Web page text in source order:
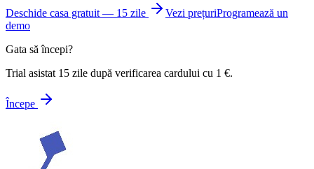
Deschide casa gratuit — 15 zile Vezi prețuriProgramează un
demo
Gata să începi?
Trial asistat 15 zile după verificarea cardului cu 1 €.
Începe